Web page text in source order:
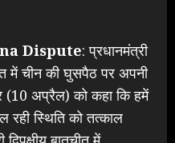
Dispute: प्रधानमंत्री
में चीन की घुसपैठ पर अपनी
(10 अप्रैल) को कहा कि हमें
स्थिति को तत्काल